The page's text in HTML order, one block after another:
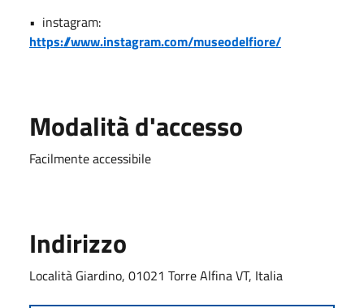
• instagram:
https://www.instagram.com/museodelfiore/
Modalità d'accesso
Facilmente accessibile
Indirizzo
Località Giardino, 01021 Torre Alfina VT, Italia